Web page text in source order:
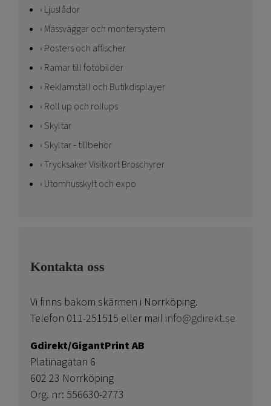
Ljuslådor
Mässväggar och montersystem
Posters och affischer
Ramar till fotobilder
Reklamställ och Butikdisplayer
Roll up och rollups
Skyltar
Skyltar - tillbehör
Trycksaker Visitkort Broschyrer
Utomhusskylt och expo
Kontakta oss
Vi finns bakom skärmen i Norrköping.
Telefon 011-251515 eller mail info@gdirekt.se
Gdirekt/GigantPrint AB
Platinagatan 6
602 23 Norrköping
Org. nr: 556630-2773